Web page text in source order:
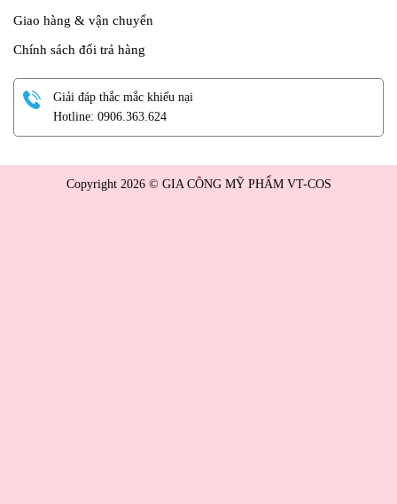
Giao hàng & vận chuyển
Chính sách đổi trả hàng
Giải đáp thắc mắc khiếu nại
Hotline: 0906.363.624
Copyright 2026 © GIA CÔNG MỸ PHẨM VT-COS